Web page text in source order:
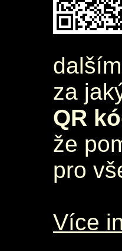
za
QR
že
pro
Více